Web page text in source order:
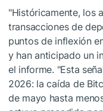
"Históricamente, los
transacciones de
puntos de inflexión
y han anticipado un
el informe. "Esta
2026: la caída de
de mayo hasta